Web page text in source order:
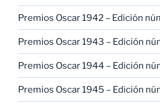
Premios Oscar 1942 – Edición
Premios Oscar 1943 – Edición
Premios Oscar 1944 – Edición
Premios Oscar 1945 – Edición